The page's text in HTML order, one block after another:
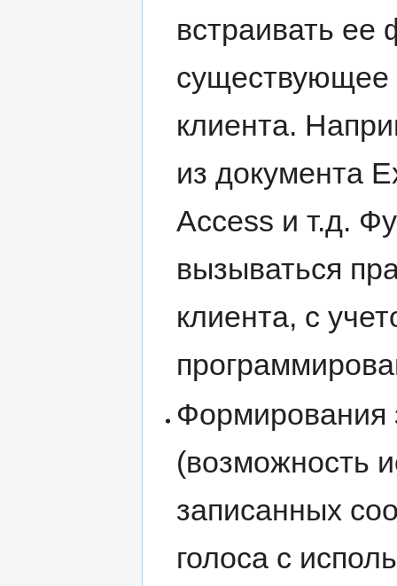
встраивать ее
существующее
клиента.
из документа
Access и т.д.
вызываться
клиента, с
Формирования
(возможность
записанных
голоса с